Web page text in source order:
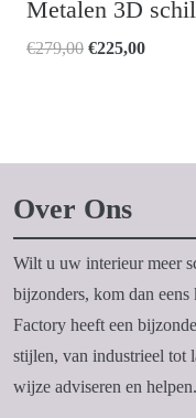
Metalen 3D
€279,00 Oorspronkelijke
€225,00Huidige
Over Ons
Wilt u uw interieur meer
bijzonders, kom dan
Factory heeft een
stijlen, van industrieel tot
wijze adviseren en helpen.